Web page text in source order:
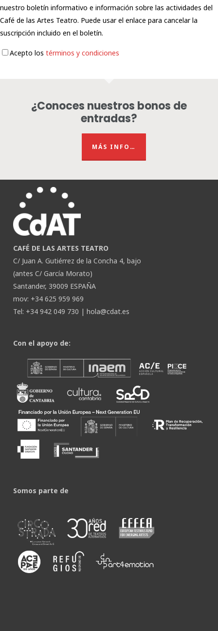
nuestro boletín informativo e información sobre las actividades del
Café de las Artes Teatro. Puede usar el enlace para cancelar la
suscripción incluido en el boletín.
Acepto los términos y condiciones
¿Conoces nuestros bonos de
entradas?
MÁS INFO…
CAFÉ DE LAS ARTES TEATRO
C/ Juan A. Gutiérrez de la Concha 4, bajo
(antes C/ García Morato)
Santander, 39009 ESPAÑA
mov: +34 625 959 969
Tel: +34 942 049 730 | hola@cdat.es
Con el apoyo de:
Somos parte de